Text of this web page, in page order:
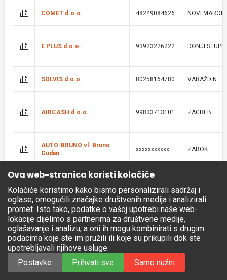
COMET d.o.o. 48249084626 NOVI MAROF
E PLUS d.o.o. 93923226222 DONJI
SOLVIS d.o.o. 80258164780 VARAŽDIN
AIRCASH d.o.o. 99833713101 ZAGREB
AUTO-BRUNO vl. Bruno
Gudan
xxxxxxxxxxx ZABOK
d.o.o.
49842564886 ZAGREB
METRO Cash & Carry d.o.o. 38016445738 ZAGREB
DELTRON d.o.o. 36118056137
Ova web-stranica koristi kolačiće
Kolačiće koristimo kako bismo personalizirali sadržaj i
oglase, omogućili značajke društvenih medija i analizirali
promet. Isto tako, podatke o vašoj upotrebi naše web-
lokacije dijelimo s partnerima za društvene medije,
oglašavanje i analizu, a oni ih mogu kombinirati s drugim
podacima koje ste im pružili ili koje su prikupili dok ste
upotrebljavali njihove usluge.
Postavke
Prihvati sve Samo nužni